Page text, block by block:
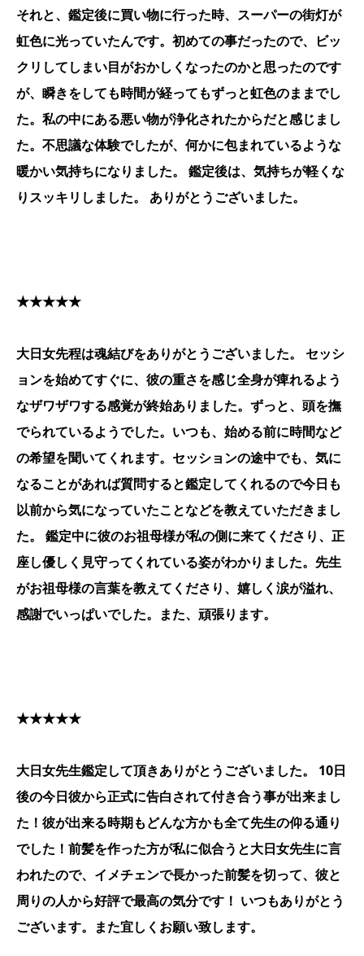
それと、鑑定後に買い物に行った時、スーパーの街灯が
虹色に光っていたんです。初めての事だったので、ビッ
クリしてしまい目がおかしくなったのかと思ったのです
が、瞬きをしても時間が経ってもずっと虹色のままでし
た。私の中にある悪い物が浄化されたからだと感じまし
た。不思議な体験でしたが、何かに包まれているような
暖かい気持ちになりました。 鑑定後は、気持ちが軽くな
りスッキリしました。 ありがとうございました。
★★★★★
大日女先程は魂結びをありがとうございました。 セッシ
ョンを始めてすぐに、彼の重さを感じ全身が痺れるよう
なザワザワする感覚が終始ありました。ずっと、頭を撫
でられているようでした。いつも、始める前に時間など
の希望を聞いてくれます。セッションの途中でも、気に
なることがあれば質問すると鑑定してくれるので今日も
以前から気になっていたことなどを教えていただきまし
た。 鑑定中に彼のお祖母様が私の側に来てくださり、正
座し優しく見守ってくれている姿がわかりました。先生
がお祖母様の言葉を教えてくださり、嬉しく涙が溢れ、
感謝でいっぱいでした。また、頑張ります。
★★★★★
大日女先生鑑定して頂きありがとうございました。 10日
後の今日彼から正式に告白されて付き合う事が出来まし
た！彼が出来る時期もどんな方かも全て先生の仰る通り
でした！前髪を作った方が私に似合うと大日女先生に言
われたので、イメチェンで長かった前髪を切って、彼と
周りの人から好評で最高の気分です！ いつもありがとう
ございます。また宜しくお願い致します。